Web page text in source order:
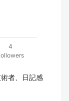
4
者、日記感